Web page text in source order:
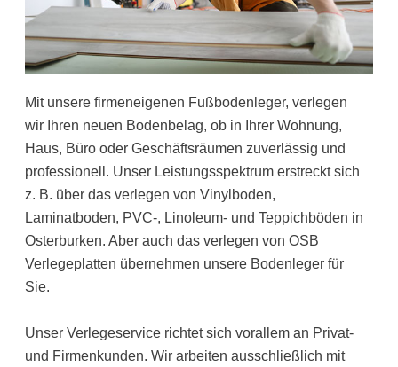
Mit unsere firmeneigenen Fußbodenleger, verlegen
wir Ihren neuen Bodenbelag, ob in Ihrer Wohnung,
Haus, Büro oder Geschäftsräumen zuverlässig und
professionell. Unser Leistungsspektrum erstreckt sich
z. B. über das verlegen von Vinylboden,
Laminatboden, PVC-, Linoleum- und Teppichböden in
Osterburken. Aber auch das verlegen von OSB
Verlegeplatten übernehmen unsere Bodenleger für
Sie.
Unser Verlegeservice richtet sich vorallem an Privat-
und Firmenkunden. Wir arbeiten ausschließlich mit